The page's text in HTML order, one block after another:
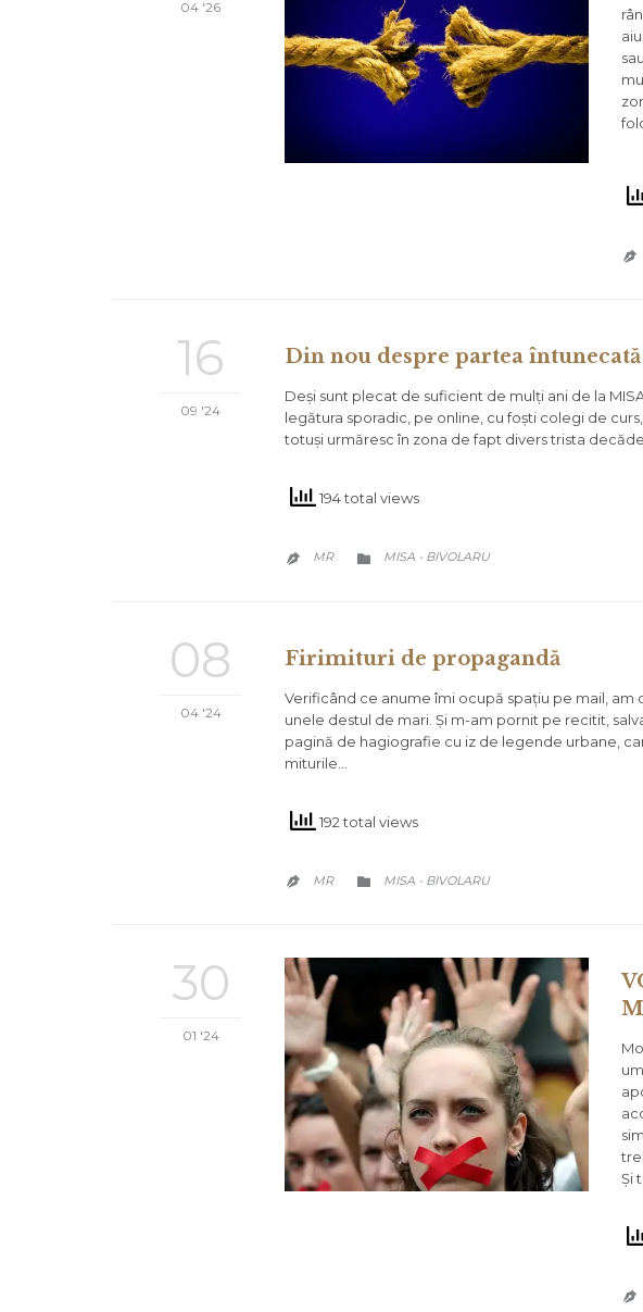
04 '26

16
09 '24
Din nou despre partea
Deși sunt plecat de suficient de mulți ani de la
legătura sporadic, pe online, cu foști colegi de
totuși urmăresc în zona de fapt divers trista
194 total views
 MR  CATEGORY
MISA - BIVOLARU
08
04 '24
Firimituri de propagandă
Verificând ce anume îmi ocupă spațiu pe mail, am
unele destul de mari. Și m-am pornit pe recitit,
pagină de hagiografie cu iz de legende urbane,
miturile…
192 total views
 MR  CATEGORY
MISA - BIVOLARU
30
01 '24
Și
